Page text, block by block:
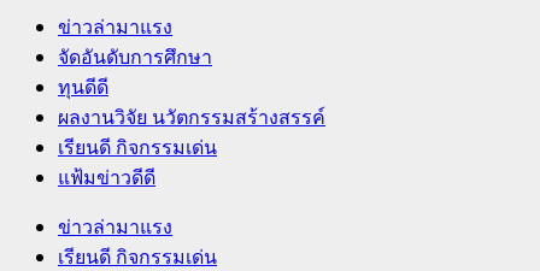
ข่าวล่ามาแรง
จัดอันดับการศึกษา
ทุนดีดี
ผลงานวิจัย นวัตกรรมสร้างสรรค์
เรียนดี กิจกรรมเด่น
แฟ้มข่าวดีดี
Primary
Menu
ข่าวล่ามาแรง
เรียนดี กิจกรรมเด่น